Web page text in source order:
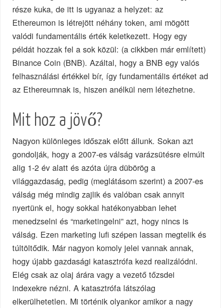
része kuka, de itt is ugyanaz a helyzet: az
Ethereumon is létrejött néhány token, ami mögött
valódi fundamentális érték keletkezett. Hogy egy
példát hozzak fel a sok közül: (a cikkben már említett)
Binance Coin (BNB). Azáltal, hogy a BNB egy valós
felhasználási értékkel bír, így fundamentális értéket ad
az Ethereumnak is, hiszen anélkül nem létezhetne.
Mit hoz a jövő?
Nagyon különleges időszak előtt állunk. Sokan azt
gondolják, hogy a 2007-es válság varázsütésre elmúlt
alig 1-2 év alatt és azóta újra dübörög a
világgazdaság, pedig (meglátásom szerint) a 2007-es
válság még mindig zajlik és valóban csak annyit
nyertünk el, hogy sokkal hatékonyabban lehet
menedzselni és “marketingelni” azt, hogy nincs is
válság. Ezen marketing lufi szépen lassan megtelik és
túltöltődik. Már nagyon komoly jelei vannak annak,
hogy újabb gazdasági katasztrófa kezd realizálódni.
Elég csak az olaj árára vagy a vezető tőzsdei
indexekre nézni. A katasztrófa látszólag
elkerülhetetlen. Mi történik olyankor amikor a nagy